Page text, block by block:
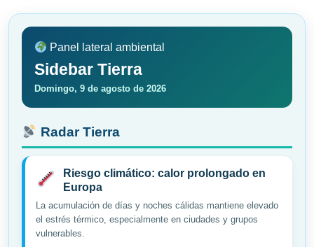
Panel lateral ambiental
Sidebar Tierra
Domingo, 9 de agosto de 2026
Radar Tierra
Riesgo climático: calor prolongado en
Europa
La acumulación de días y noches cálidas mantiene elevado
el estrés térmico, especialmente en ciudades y grupos
vulnerables.